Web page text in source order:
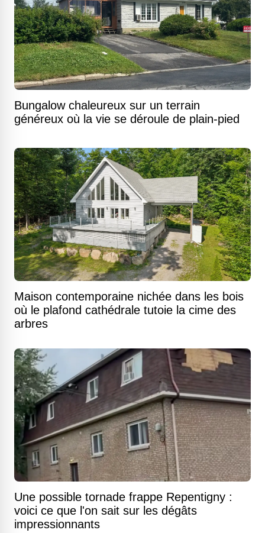
Bungalow chaleureux sur un terrain
généreux où la vie se déroule de plain-pied
Maison contemporaine nichée dans les bois
où le plafond cathédrale tutoie la cime des
arbres
Une possible tornade frappe Repentigny :
voici ce que l'on sait sur les dégâts
impressionnants